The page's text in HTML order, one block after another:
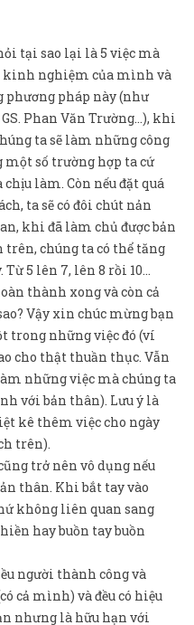
tại sao lại là 5 việc mà
kinh nghiệm của mình và
phương pháp này (như
Phan Văn Trường…), khi
ta sẽ làm những công
một số trường hợp ta cứ
làm. Còn nếu đặt quá
ta sẽ có đôi chút nản
khi đã làm chủ được bản
trên, chúng ta có thể tăng
5 lên 7, lên 8 rồi 10…
thành xong và còn cả
Vậy xin chúc mừng bạn
trong những việc đó (ví
cho thật thuần thục. Vẫn
những việc mà chúng ta
với bản thân). Lưu ý là
kê thêm việc cho ngày
trên).
trở nên vô dụng nếu
thân. Khi bắt tay vào
không liên quan sang
hay buồn tay buồn
người thành công và
cả mình) và đều có hiệu
nhưng là hữu hạn với